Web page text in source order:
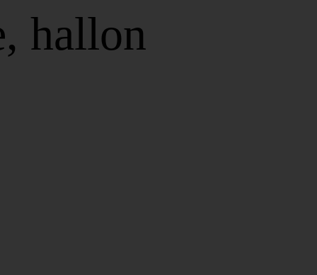
hallon